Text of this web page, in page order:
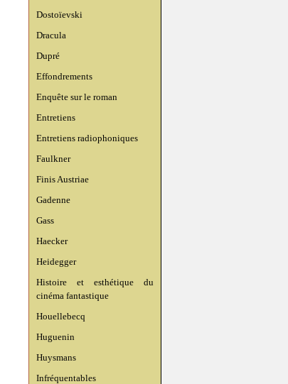
Dostoïevski
Dracula
Dupré
Effondrements
Enquête sur le roman
Entretiens
Entretiens radiophoniques
Faulkner
Finis Austriae
Gadenne
Gass
Haecker
Heidegger
Histoire et esthétique du
cinéma fantastique
Houellebecq
Huguenin
Huysmans
Infréquentables